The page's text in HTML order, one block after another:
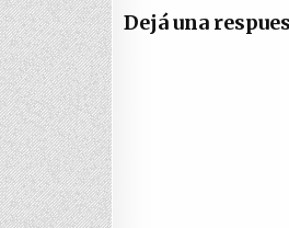
Dejá una